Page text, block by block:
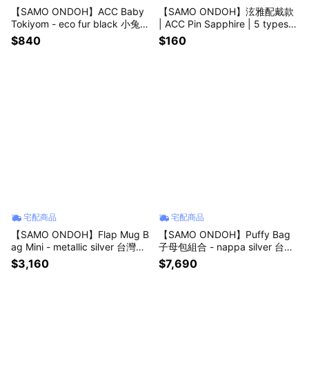
【SAMO ONDOH】ACC Baby
Tokiyom - eco fur black 小兔子
包包吊飾 包包配件 皮草 絨毛 送
禮
$840
【SAMO ONDOH】泫雅配戴款
| ACC Pin Sapphire | 5 types
台灣唯一正版代理 胸針 包包配
件
$160
宅配商品
【SAMO ONDOH】Flap Mug B
ag Mini - metallic silver 台灣唯
一正版代理 韓國包包 手提包 側
背包
$3,160
宅配商品
【SAMO ONDOH】Puffy Bag
子母包組合 - nappa silver 台灣
唯一正版代理 韓國包包 肩背包
側背包 送禮
$7,690